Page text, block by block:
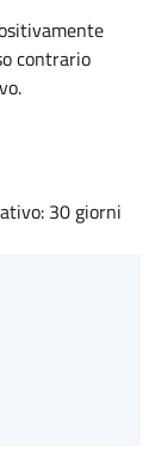
contrario
30 giorni